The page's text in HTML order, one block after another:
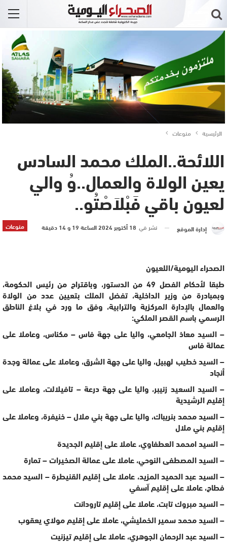
الرئيسية منوعات
اللائحة..الملك محمد السادس
يعين الولاة والعمال..وُ والي
لعيون باقي فَبْلاَصْتُو..
منوعات إدارة الموقع نشر في 18 أكتوبر 2024 الساعة 19 و 14 دقيقة
الصحراء اليومية/اللعيون
طبقا لأحكام الفصل 49 من الدستور، وباقتراح من رئيس الحكومة،
وبمبادرة من وزير الداخلية، تفضل الملك بتعيين عدد من الولاة
والعمال بالإدارة المركزية والترابية، وفق ما ورد في بلاغ الناطق
الرسمي باسم القصر الملكي:
– السيد معاذ الجامعي، واليا على جهة فاس – مكناس، وعاملا على
عمالة فاس
– السيد خطيب لهبيل، واليا على جهة الشرق، وعاملا على عمالة وجدة
أنجاد
– السيد السعيد زنيبر، واليا على جهة درعة – تافيلالت، وعاملا على
إقليم الرشيدية
– السيد محمد بنريباك، واليا على جهة بني ملال – خنيفرة، وعاملا على
إقليم بني ملال
– السيد امحمد العطفاوي، عاملا على إقليم الجديدة
– السيد المصطفى النوحي، عاملا على عمالة الصخيرات – تمارة
– السيد عبد الحميد المزيد، عاملا على إقليم القنيطرة – السيد محمد
فطاح، عاملا على إقليم آسفي
– السيد مبروك تابت، عاملا على إقليم تارودانت
– السيد محمد سمير الخمليشي، عاملا على إقليم مولاي يعقوب
– السيد عبد الرحمان الجوهري، عاملا على إقليم تيزنيت